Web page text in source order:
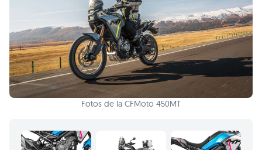
Fotos de la CFMoto 450MT